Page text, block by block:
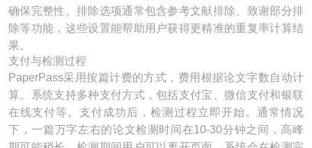
确保完整性。排除选项通常包含参考文献排除、致谢部分排
除等功能，这些设置能帮助用户获得更精准的重复率计算结
果。
支付与检测过程
PaperPass采用按篇计费的方式，费用根据论文字数自动计
算。系统支持多种支付方式，包括支付宝、微信支付和银联
在线支付等。支付成功后，检测过程立即开始。通常情况
下，一篇万字左右的论文检测时间在10-30分钟之间，高峰